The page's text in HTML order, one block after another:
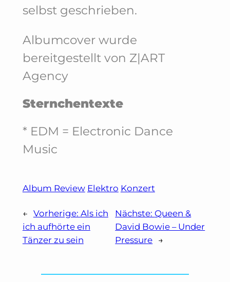
selbst geschrieben.
Albumcover wurde
bereitgestellt von Z|ART
Agency
Sternchentexte
* EDM = Electronic Dance
Music
Album Review Elektro Konzert
← Vorherige: Als ich
ich aufhörte ein
Tänzer zu sein
Nächste: Queen &
David Bowie – Under
Pressure →